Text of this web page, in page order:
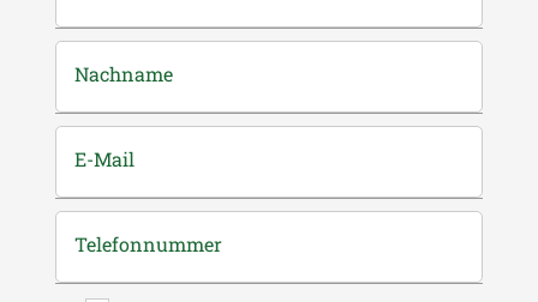
Nachname
E-Mail
Telefonnummer